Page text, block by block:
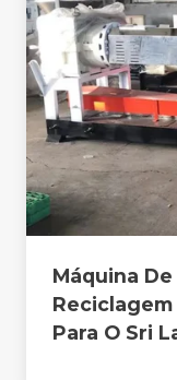
Máquina
Para O Sri